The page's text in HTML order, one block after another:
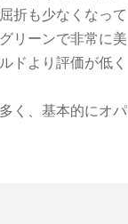
折も少なくなって
リーンで非常に美
ドより評価が低く
く、基本的にオパ